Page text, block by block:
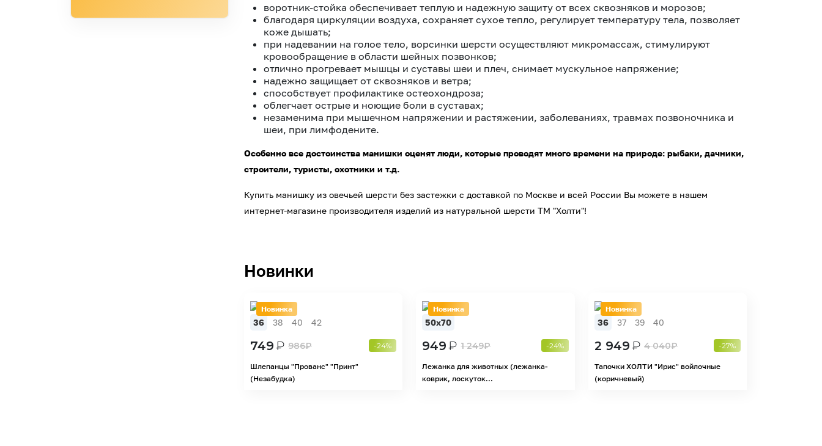
воротник-стойка обеспечивает теплую и надежную защиту от всех сквозняков и морозов;
благодаря циркуляции воздуха, сохраняет сухое тепло, регулирует температуру тела, позволяет
коже дышать;
при надевании на голое тело, ворсинки шерсти осуществляют микромассаж, стимулируют
кровообращение в области шейных позвонков;
отлично прогревает мышцы и суставы шеи и плеч, снимает мускульное напряжение;
надежно защищает от сквозняков и ветра;
способствует профилактике остеохондроза;
облегчает острые и ноющие боли в суставах;
незаменима при мышечном напряжении и растяжении, заболеваниях, травмах позвоночника и
шеи, при лимфодените.
Особенно все достоинства манишки оценят люди, которые проводят много времени на природе: рыбаки, дачники,
строители, туристы, охотники и т.д.
Купить манишку из овечьей шерсти без застежки с доставкой по Москве и всей России Вы можете в нашем
интернет-магазине производителя изделий из натуральной шерсти ТМ "Холти"!
Новинки
Новинка
36 38 40 42
749₽ 986₽ -24%
Шлепанцы "Прованс" "Принт"
(Незабудка)
Новинка
50х70
949₽ 1 249₽ -24%
Лежанка для животных (лежанка-
коврик, лоскуток...
Новинка
36 37 39 40
2 949₽ 4 040₽ -27%
Тапочки ХОЛТИ "Ирис" войлочные
(коричневый)